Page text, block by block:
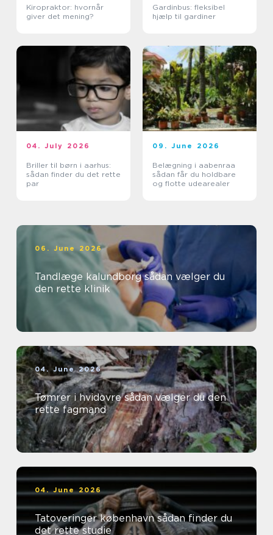
Kiropraktor: hvornår
giver det mening?
Gardinbus: fleksibel
hjælp til gardiner
04. July 2026
Briller til børn i aarhus:
sådan finder du det rette
par
09. June 2026
Belægning i aabenraa
sådan får du holdbare
og flotte udearealer
06. June 2026
Tandlæge kalundborg sådan vælger du
den rette klinik
04. June 2026
Tømrer i hvidovre sådan vælger du den
rette fagmand
04. June 2026
Tatoveringer københavn sådan finder du
det rette studie